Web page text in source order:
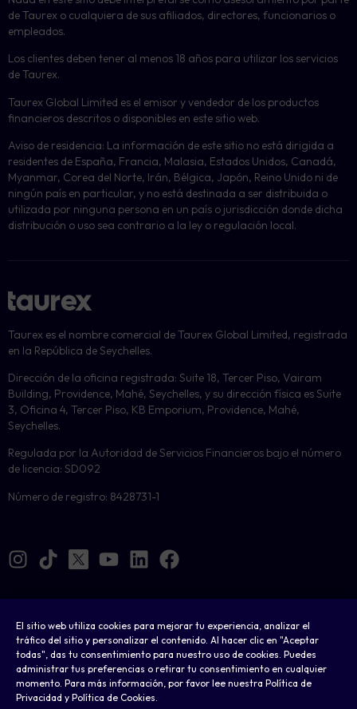
El sitio web utiliza cookies para mejorar tu experiencia, analizar el
tráfico del sitio y personalizar el contenido. Al hacer clic en "Aceptar
todas", das tu consentimiento para nuestro uso de cookies. Puedes
administrar tus preferencias o retirar tu consentimiento en cualquier
momento. Para más información, por favor lee nuestra Política de
Privacidad y Política de Cookies.
de Taurex o cualquiera de sus afiliados, directores, funcionarios o
empleados.
Los clientes deben tener al menos 18 años para utilizar los servicios
de Taurex.
Taurex Global Limited es el emisor y vendedor de los productos
financieros descritos o disponibles en este sitio web.
Aviso de residencia: La información de este sitio no está dirigida a
residentes de España, Francia, Malasia, Estados Unidos, Canadá,
Myanmar, Corea del Norte, Irán, Bélgica, Japón, Reino Unido ni de
ningún país en particular, y no está destinada a ser distribuida o
utilizada por ninguna persona en un país o jurisdicción donde dicha
distribución o uso sea contrario a la ley o regulación local.
Taurex es el nombre comercial de Taurex Global Limited, registrada
en la República de Seychelles.
Dirección de la oficina registrada: Suite 18, Tercer Piso, Vairam
Building, Providence, Mahé, Seychelles, y su dirección física es Suite
3, Oficina 4, Tercer Piso, KB Emporium, Providence, Mahé,
Seychelles.
Regulada por la Autoridad de Servicios Financieros bajo el número
de licencia: SD092
Número de registro: 8428731-1
Cookies
Legal
Términos y condiciones